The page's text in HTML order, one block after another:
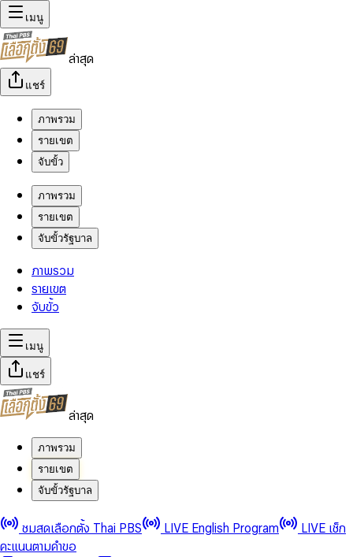
เมนู
ล่าสุด
แชร์
ภาพรวม
รายเขต
จับขั้ว
ภาพรวม
รายเขต
จับขั้วรัฐบาล
ภาพรวม
รายเขต
จับขั้ว
เมนู
แชร์
ล่าสุด
ภาพรวม
รายเขต
จับขั้วรัฐบาล
ชมสดเลือกตั้ง Thai PBS LIVE English Program
LIVE เช็ก
คะแนนตามคำขอ
0
1
2
0
1
2
0
1 0